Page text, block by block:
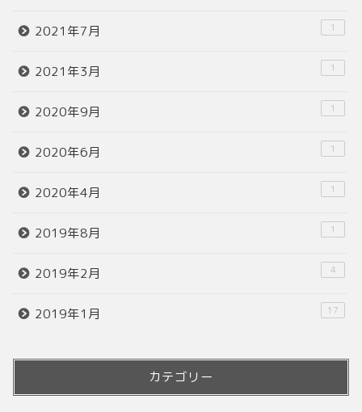
2021年7月 1
2021年3月 1
2020年9月 1
2020年6月 1
2020年4月 1
2019年8月 1
2019年2月 4
2019年1月 17
カテゴリー